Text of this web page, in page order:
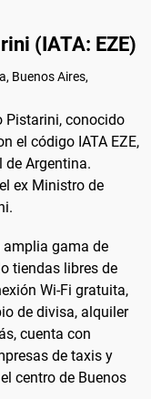
(IATA: EZE)
Buenos Aires,
Pistarini, conocido
el código IATA EZE,
de Argentina.
ex Ministro de
amplia gama de
tiendas libres de
Wi-Fi gratuita,
de divisa, alquiler
cuenta con
de taxis y
centro de Buenos